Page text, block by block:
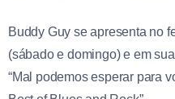
Buddy Guy se apresenta no
(sábado e domingo) e em
“Mal podemos esperar para